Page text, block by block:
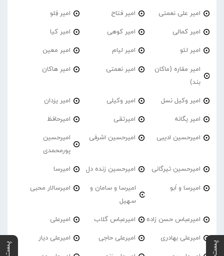
امیر علی نعمتی امیر فتاح امیر فِلو
امیر کمالی امیر کوهی امیر کیا
امیر لئو امیر لیام امیر معین
امیر مقاره (ماکان
بند)
امیر نعمتی امیر هاکان
امیر وکیل نسل امیر وکیلی امیر یزدان
امیر یگانه امیرتقی امیرحافظ
امیرحسین ادیبی امیرحسین اشرفی
امیرحسین
پورمحمدی
امیرحسین تیرگانی امیرحسین زنده دل امیرسا
امیرسا و اَبو
امیرسا و سامان و
سهیل
امیرسالار محبی
امیرعباس حسن زاده امیرعباس گلاب امیرعلی
امیرعلی بهادری امیرعلی حاجی امیرعلی دیار